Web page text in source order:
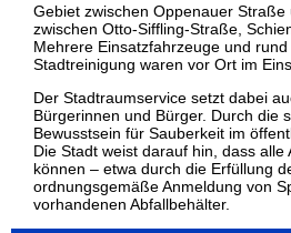
Gebiet zwischen Oppenauer
zwischen Otto-Siffling-Straße,
Mehrere Einsatzfahrzeuge und
Stadtreinigung waren vor Ort im
Der Stadtraumservice setzt dabei
Bürgerinnen und Bürger. Durch die
Bewusstsein für Sauberkeit im
Die Stadt weist darauf hin, dass
können – etwa durch die Erfüllung
ordnungsgemäße Anmeldung von
vorhandenen Abfallbehälter.